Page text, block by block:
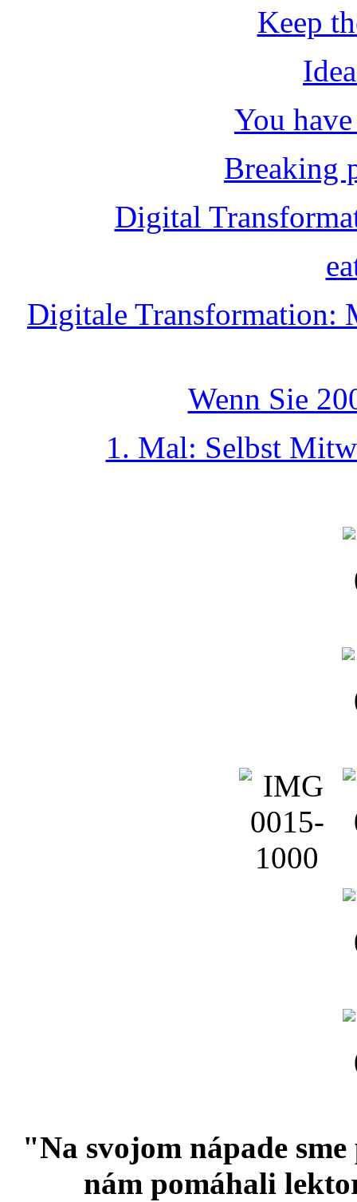
Keep
You
Breaking
Digital
Digitale Transformation:
Wenn Sie
1. Mal: Selbst
"Na svojom nápade
nám pomáhali